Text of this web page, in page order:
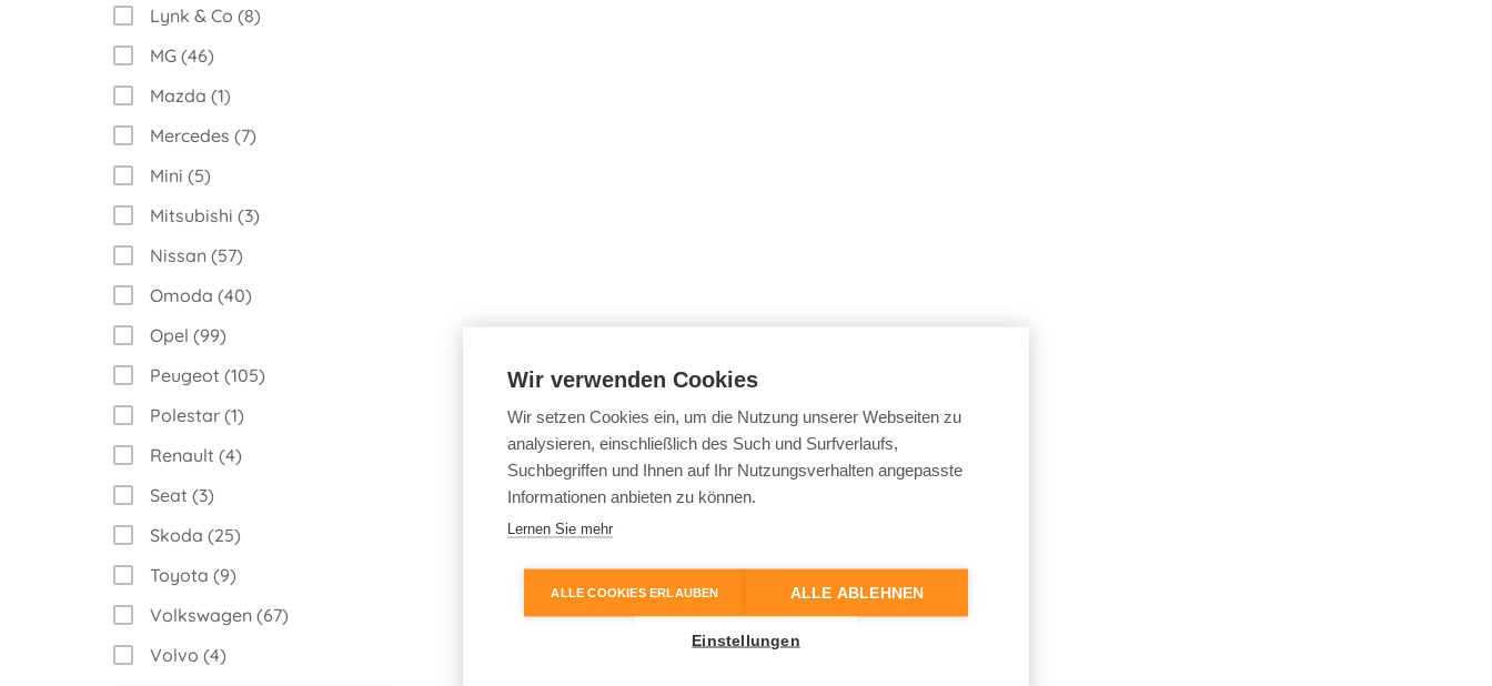
Lynk & Co (8)
MG (46)
Mazda (1)
Mercedes (7)
Mini (5)
Mitsubishi (3)
Nissan (57)
Omoda (40)
Opel (99)
Peugeot (105)
Polestar (1)
Renault (4)
Seat (3)
Skoda (25)
Toyota (9)
Volkswagen (67)
Volvo (4)
Wir verwenden Cookies
Wir setzen Cookies ein, um die Nutzung unserer Webseiten zu
analysieren, einschließlich des Such und Surfverlaufs,
Suchbegriffen und Ihnen auf Ihr Nutzungsverhalten angepasste
Informationen anbieten zu können.
Lernen Sie mehr
ALLE COOKIES ERLAUBEN ALLE ABLEHNEN
Einstellungen